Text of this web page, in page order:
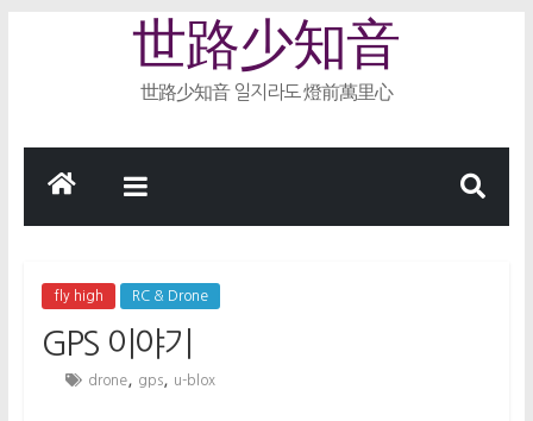
世路少知音
世路少知音 일지라도 燈前萬里心
fly high RC & Drone
GPS 이야기
drone, gps, u-blox